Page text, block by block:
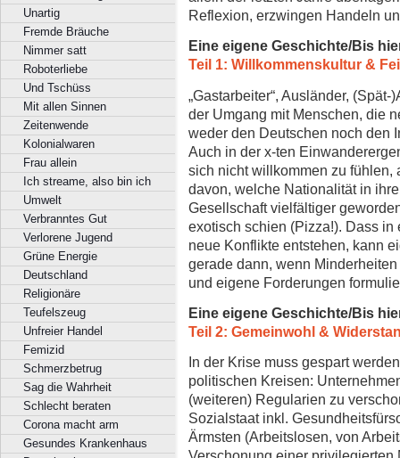
Unartig
Fremde Bräuche
Nimmer satt
Roboterliebe
Und Tschüss
Mit allen Sinnen
Zeitenwende
Kolonialwaren
Frau allein
Ich streame, also bin ich
Umwelt
Verbranntes Gut
Verlorene Jugend
Grüne Energie
Deutschland
Religionäre
Teufelszeug
Unfreier Handel
Femizid
Schmerzbetrug
Sag die Wahrheit
Schlecht beraten
Corona macht arm
Gesundes Krankenhaus
Reflexion, erzwingen Handeln
Eine eigene Geschichte/Bis
Teil 1: Willkommenskultur &
„Gastarbeiter“, Ausländer,
der Umgang mit Menschen, die
weder den Deutschen noch den
Auch in der x-ten
sich nicht willkommen zu fühlen,
davon, welche Nationalität in
Gesellschaft vielfältiger
exotisch schien (Pizza!). Dass
neue Konflikte entstehen, kann
gerade dann, wenn
und eigene Forderungen
Eine eigene Geschichte/Bis
Teil 2: Gemeinwohl &
In der Krise muss gespart
politischen Kreisen:
(weiteren) Regularien zu
Sozialstaat inkl.
Ärmsten (Arbeitslosen, von